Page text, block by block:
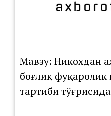
Мавзу: Никохдан
боғлиқ
тартиби тўғрисида